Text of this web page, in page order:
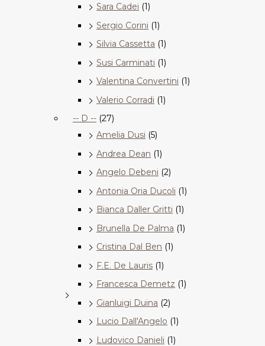
Sara Cadei (1)
Sergio Corini (1)
Silvia Cassetta (1)
Susi Carminati (1)
Valentina Convertini (1)
Valerio Corradi (1)
-- D -- (27)
Amelia Dusi (5)
Andrea Dean (1)
Angelo Debeni (2)
Antonia Oria Ducoli (1)
Bianca Daller Gritti (1)
Brunella De Palma (1)
Cristina Dal Ben (1)
F.E. De Lauris (1)
Francesca Demetz (1)
Gianluigi Duina (2)
Lucio Dall'Angelo (1)
Ludovico Danieli (1)